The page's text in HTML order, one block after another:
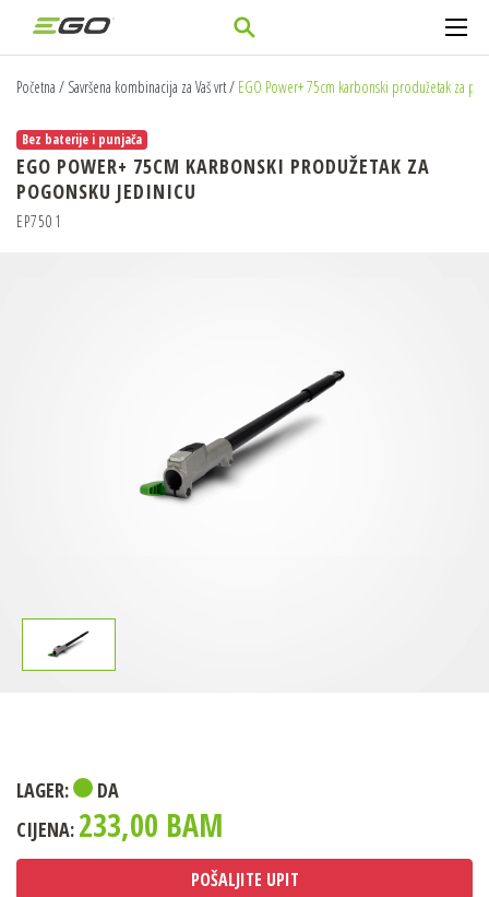
Početna / Savršena kombinacija za Vaš vrt/ EGO Power+ 75cm karbonski produžetak za
Bez baterije i punjača
EGO POWER+ 75CM KARBONSKI PRODUŽETAK ZA
POGONSKU JEDINICU
EP7501
LAGER:
DA
CIJENA: 233,00 BAM
POŠALJITE UPIT